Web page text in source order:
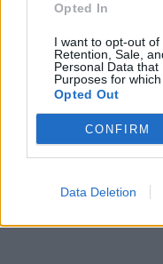
Opted In
I want to opt-out of
Retention, Sale,
Personal Data
Purposes for
Opted Out
CONFIRM
Data Deletion
Sommartid är